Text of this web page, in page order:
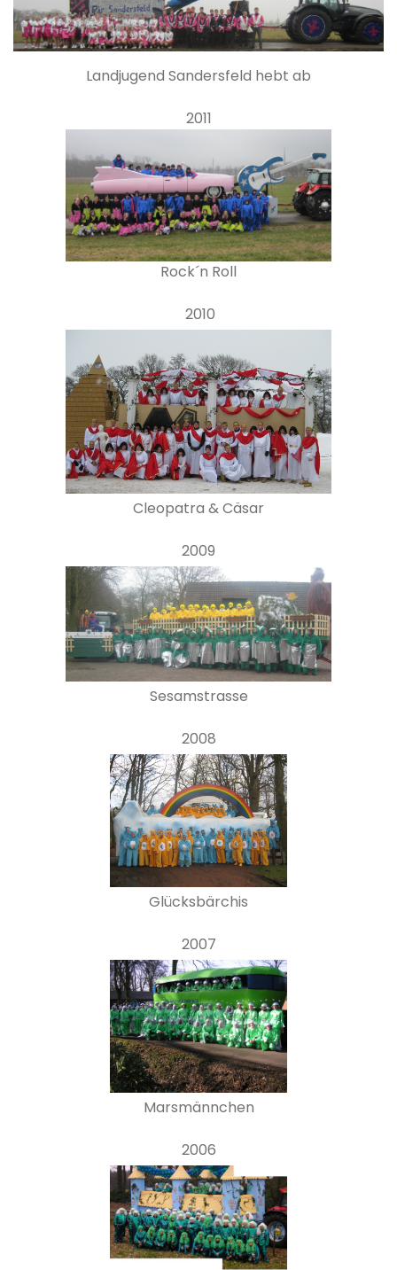
Landjugend Sandersfeld hebt ab
2011
Rock´n Roll
2010
Cleopatra & Cäsar
2009
Sesamstrasse
2008
Glücksbärchis
2007
Marsmännchen
2006